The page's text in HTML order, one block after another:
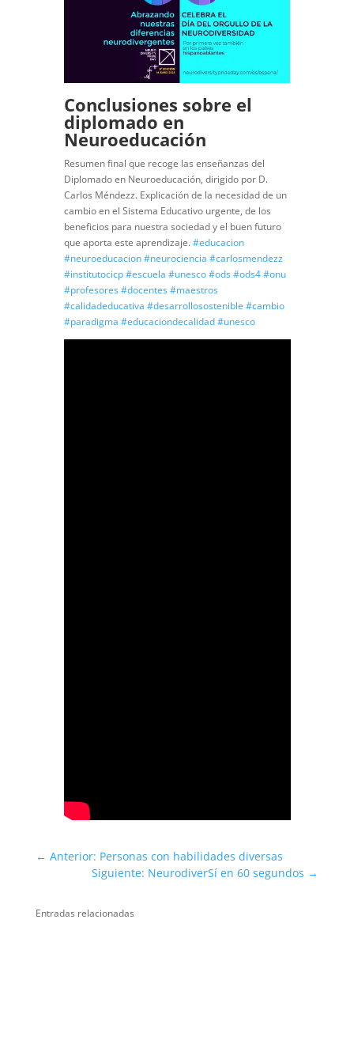
Conclusiones sobre el
diplomado en
Neuroeducación
Resumen final que recoge las enseñanzas del
Diplomado en Neuroeducación, dirigido por D.
Carlos Méndezz. Explicación de la necesidad de un
cambio en el Sistema Educativo urgente, de los
beneficios para nuestra sociedad y el buen futuro
que aporta este aprendizaje.#educacion
#neuroeducacion#neurociencia #carlosmendezz
#institutocicp#escuela #unesco#ods#ods4#onu
#profesores#docentes#maestros
#calidadeducativa #desarrollosostenible #cambio
#paradigma #educaciondecalidad#unesco
← Anterior: Personas con habilidades diversas
Siguiente: NeurodiverSí en 60 segundos →
Entradas relacionadas